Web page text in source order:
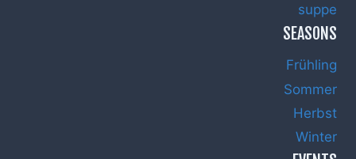
suppe
SEASONS
Frühling
Sommer
Herbst
Winter